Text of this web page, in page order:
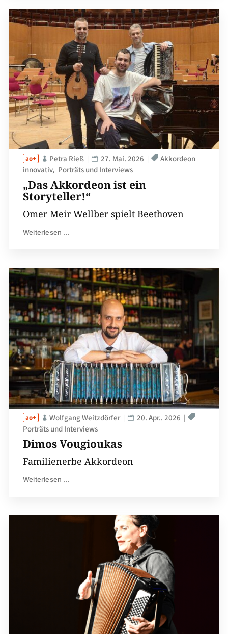
„Das Akkordeon ist ein
Storyteller!“
Petra Rieß 27. Mai. 2026
Akkordeon
innovativ
Porträts und Interviews
Omer Meir Wellber spielt Beethoven
Weiterlesen ...
Dimos Vougioukas
Wolfgang Weitzdörfer
20. Apr.. 2026
Porträts und Interviews
Familienerbe Akkordeon
Weiterlesen ...